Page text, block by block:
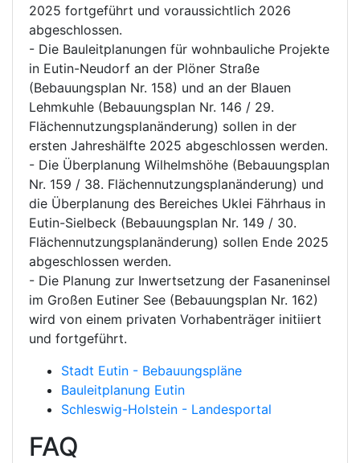
2025 fortgeführt und voraussichtlich 2026
abgeschlossen.
- Die Bauleitplanungen für wohnbauliche Projekte
in Eutin-Neudorf an der Plöner Straße
(Bebauungsplan Nr. 158) und an der Blauen
Lehmkuhle (Bebauungsplan Nr. 146 / 29.
Flächennutzungsplanänderung) sollen in der
ersten Jahreshälfte 2025 abgeschlossen werden.
- Die Überplanung Wilhelmshöhe (Bebauungsplan
Nr. 159 / 38. Flächennutzungsplanänderung) und
die Überplanung des Bereiches Uklei Fährhaus in
Eutin-Sielbeck (Bebauungsplan Nr. 149 / 30.
Flächennutzungsplanänderung) sollen Ende 2025
abgeschlossen werden.
- Die Planung zur Inwertsetzung der Fasaneninsel
im Großen Eutiner See (Bebauungsplan Nr. 162)
wird von einem privaten Vorhabenträger initiiert
und fortgeführt.
Stadt Eutin - Bebauungspläne
Bauleitplanung Eutin
Schleswig-Holstein - Landesportal
FAQ